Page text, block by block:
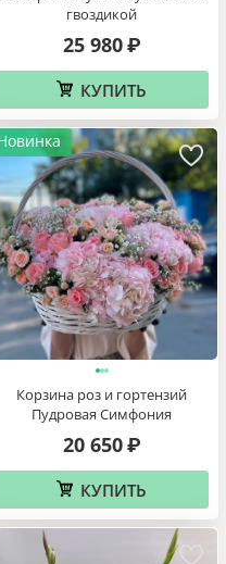
Шикарный букет с эустомой и
гвоздикой
25 980₽
КУПИТЬ